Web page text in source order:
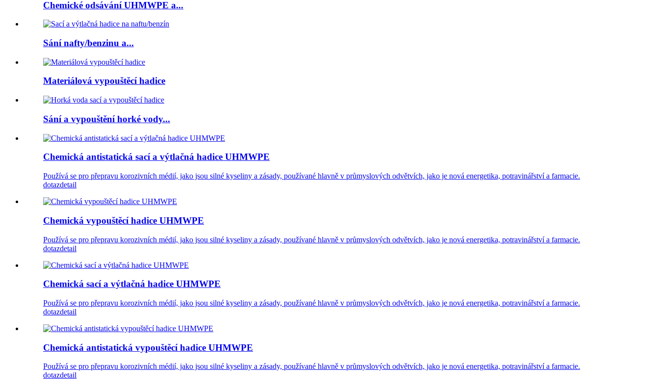
Chemické odsávání UHMWPE a...
Sání nafty/benzinu a...
Materiálová vypouštěcí hadice
Sání a vypouštění horké vody...
Chemická antistatická sací a výtlačná hadice UHMWPE
Používá se pro přepravu korozivních médií, jako jsou silné kyseliny a zásady, používané hlavně v průmyslových odvětvích, jako je nová energetika, potravinářství a farmacie.
dotazdetail
Chemická vypouštěcí hadice UHMWPE
Používá se pro přepravu korozivních médií, jako jsou silné kyseliny a zásady, používané hlavně v průmyslových odvětvích, jako je nová energetika, potravinářství a farmacie.
dotazdetail
Chemická sací a výtlačná hadice UHMWPE
Používá se pro přepravu korozivních médií, jako jsou silné kyseliny a zásady, používané hlavně v průmyslových odvětvích, jako je nová energetika, potravinářství a farmacie.
dotazdetail
Chemická antistatická vypouštěcí hadice UHMWPE
Používá se pro přepravu korozivních médií, jako jsou silné kyseliny a zásady, používané hlavně v průmyslových odvětvích, jako je nová energetika, potravinářství a farmacie.
dotazdetail